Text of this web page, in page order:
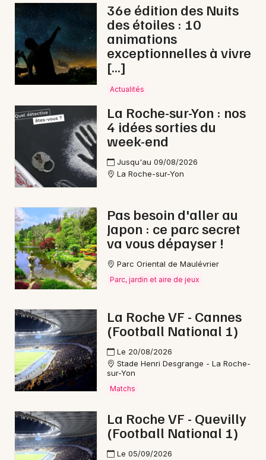
Expos
Sorties & loisirs
Soirées en Vendée
Newsletter des sorties
Actus à Pouzauges
Magazine à Pouzauges
Choisir mes départements
Mon email
36e édition des Nuits
des étoiles : 10
animations
exceptionnelles à vivre
[…]
Actualités
La Roche-sur-Yon : nos
4 idées sorties du
week-end
Jusqu'au 09/08/2026
La Roche-sur-Yon
Pas besoin d'aller au
Japon : ce parc secret
va vous dépayser !
Parc Oriental de Maulévrier
Parc, jardin et aire de jeux
La Roche VF - Cannes
(Football National 1)
Le 20/08/2026
Stade Henri Desgrange - La Roche-
sur-Yon
Matchs
La Roche VF - Quevilly
(Football National 1)
Le 05/09/2026